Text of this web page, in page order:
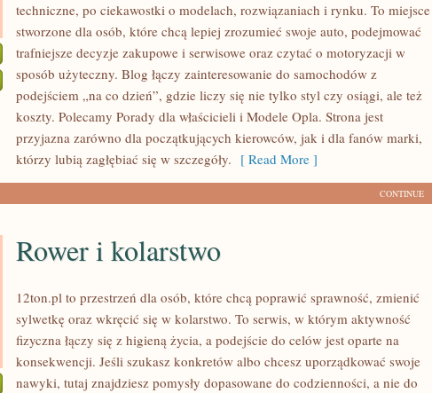
OPEL
MOTORSPORCIE
techniczne, po ciekawostki o modelach, rozwiązaniach i rynku. To miejsce
stworzone dla osób, które chcą lepiej zrozumieć swoje auto, podejmować
trafniejsze decyzje zakupowe i serwisowe oraz czytać o motoryzacji w
sposób użyteczny. Blog łączy zainteresowanie do samochodów z
podejściem „na co dzień”, gdzie liczy się nie tylko styl czy osiągi, ale też
koszty. Polecamy Porady dla właścicieli i Modele Opla. Strona jest
przyjazna zarówno dla początkujących kierowców, jak i dla fanów marki,
którzy lubią zagłębiać się w szczegóły. [ Read More ]
CONTINUE
Rower i kolarstwo
12ton.pl to przestrzeń dla osób, które chcą poprawić sprawność, zmienić
sylwetkę oraz wkręcić się w kolarstwo. To serwis, w którym aktywność
fizyczna łączy się z higieną życia, a podejście do celów jest oparte na
konsekwencji. Jeśli szukasz konkretów albo chcesz uporządkować swoje
nawyki, tutaj znajdziesz pomysły dopasowane do codzienności, a nie do